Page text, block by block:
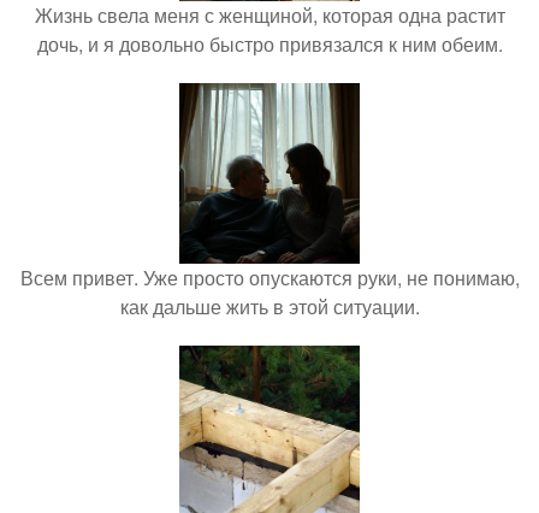
Жизнь свела меня с женщиной, которая одна растит
дочь, и я довольно быстро привязался к ним обеим.
Всем привет. Уже просто опускаются руки, не понимаю,
как дальше жить в этой ситуации.